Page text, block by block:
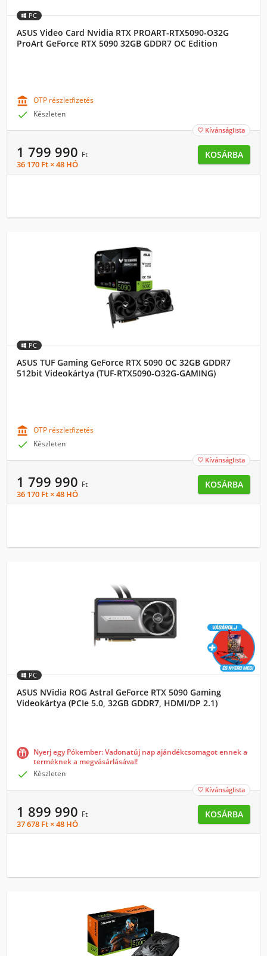
PC
ASUS Video Card Nvidia RTX PROART-RTX5090-O32G
ProArt GeForce RTX 5090 32GB GDDR7 OC Edition
 OTP részletfizetés
 Készleten
 Kívánságlista
1 799 990 Ft
36 170 Ft × 48 HÓ
KOSÁRBA
PC
ASUS TUF Gaming GeForce RTX 5090 OC 32GB GDDR7
512bit Videokártya (TUF-RTX5090-O32G-GAMING)
 OTP részletfizetés
 Készleten
 Kívánságlista
1 799 990 Ft
36 170 Ft × 48 HÓ
KOSÁRBA
PC
ASUS NVidia ROG Astral GeForce RTX 5090 Gaming
Videokártya (PCIe 5.0, 32GB GDDR7, HDMI/DP 2.1)
Nyerj egy Pókember: Vadonatúj nap ajándékcsomagot ennek a
terméknek a megvásárlásával!
 Készleten
 Kívánságlista
1 899 990 Ft
37 678 Ft × 48 HÓ
KOSÁRBA